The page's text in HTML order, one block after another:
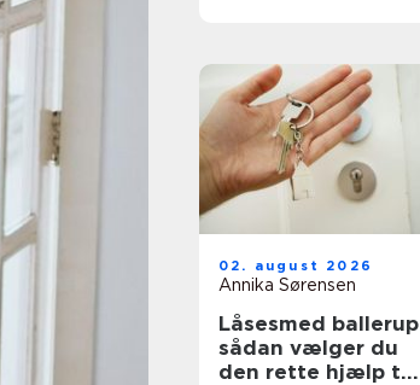
02. august 2026
Annika Sørensen
Låsesmed ballerup
sådan vælger du
den rette hjælp til